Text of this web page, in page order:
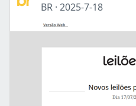
BR · 2025-7-18